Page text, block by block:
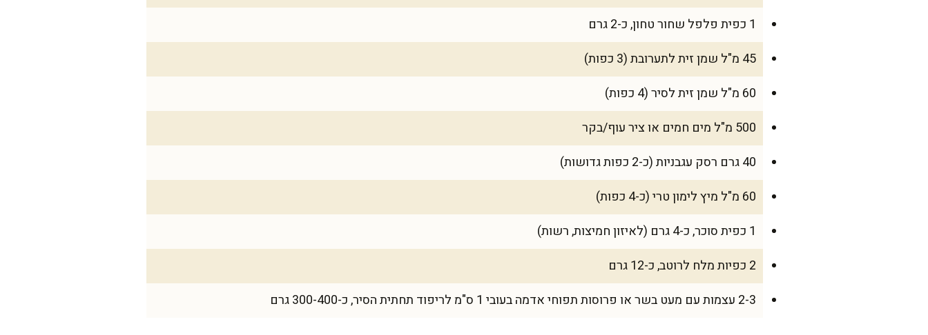
1 כפית פלפל שחור טחון, כ-2 גרם
45 מ"ל שמן זית לתערובת (3 כפות)
60 מ"ל שמן זית לסיר (4 כפות)
500 מ"ל מים חמים או ציר עוף/בקר
40 גרם רסק עגבניות (כ-2 כפות גדושות)
60 מ"ל מיץ לימון טרי (כ-4 כפות)
1 כפית סוכר, כ-4 גרם (לאיזון חמיצות, רשות)
2 כפיות מלח לרוטב, כ-12 גרם
2-3 עצמות עם מעט בשר או פרוסות תפוחי אדמה בעובי 1 ס"מ לריפוד תחתית הסיר, כ-300-400 גרם